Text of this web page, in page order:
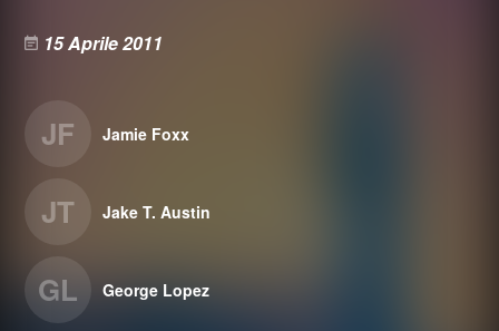
15 Aprile 2011
JF Jamie Foxx
JT Jake T. Austin
GL George Lopez